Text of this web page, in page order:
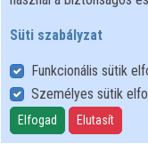
beszámol. A TIB
rehabilitálandók
A BBC Magyar Adás
felhasználása
szándék esetén kérjük,
Süti szabályzat
Funkcionális sütik
Személyes sütik
Elfogad Elutasít